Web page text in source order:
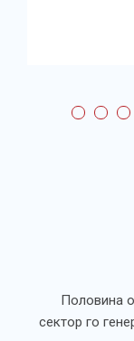
Половина
сектор го